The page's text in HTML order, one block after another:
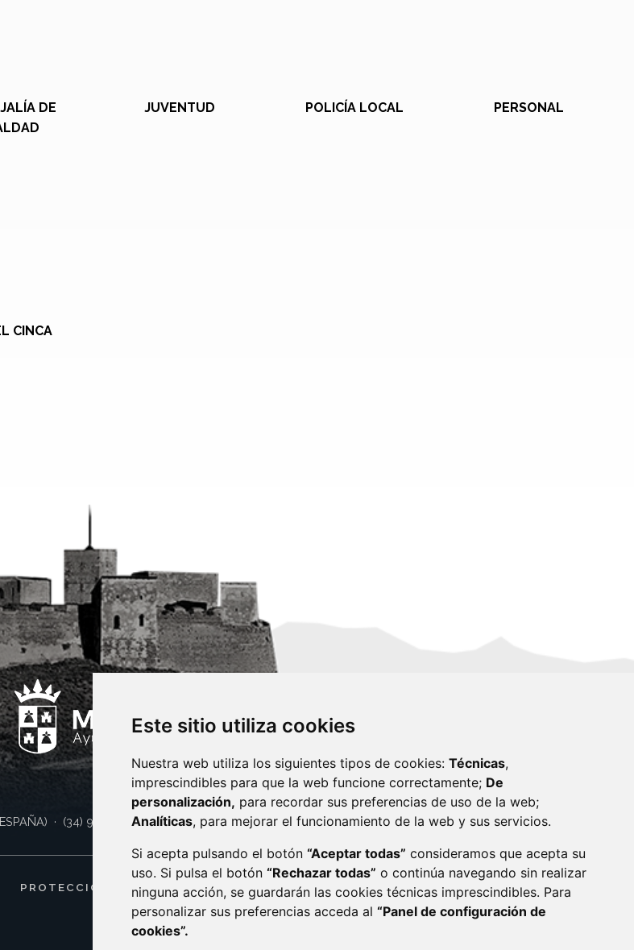
Este sitio utiliza cookies
Nuestra web utiliza los siguientes tipos de cookies: Técnicas,
imprescindibles para que la web funcione correctamente; De
personalización, para recordar sus preferencias de uso de la web;
Analíticas, para mejorar el funcionamiento de la web y sus servicios.
Si acepta pulsando el botón “Aceptar todas” consideramos que acepta su
uso. Si pulsa el botón “Rechazar todas” o continúa navegando sin realizar
ninguna acción, se guardarán las cookies técnicas imprescindibles. Para
personalizar sus preferencias acceda al “Panel de configuración de
cookies”.
DE
JUVENTUD POLICÍA LOCAL PERSONAL
CINCA
· (34) 974 400 700 ·sac@monzon.es monzon.es
PROTECCIÓN DE DATOS POLÍTICA DE COOKIES
ACCESIBILIDAD